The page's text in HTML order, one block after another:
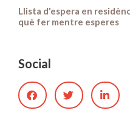
Llista d'espera en
què fer mentre esperes
Social